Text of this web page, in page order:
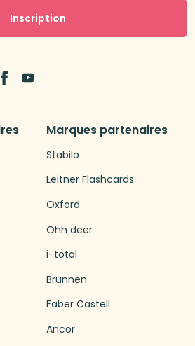
Marques partenaires
Stabilo
Leitner Flashcards
Oxford
Ohh deer
i-total
Brunnen
Faber Castell
Ancor
Inscription